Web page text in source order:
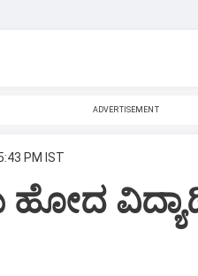
ADVERTISEMENT
PM IST